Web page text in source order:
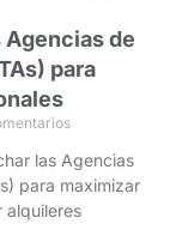
de
para
las Agencias
para maximizar
alquileres